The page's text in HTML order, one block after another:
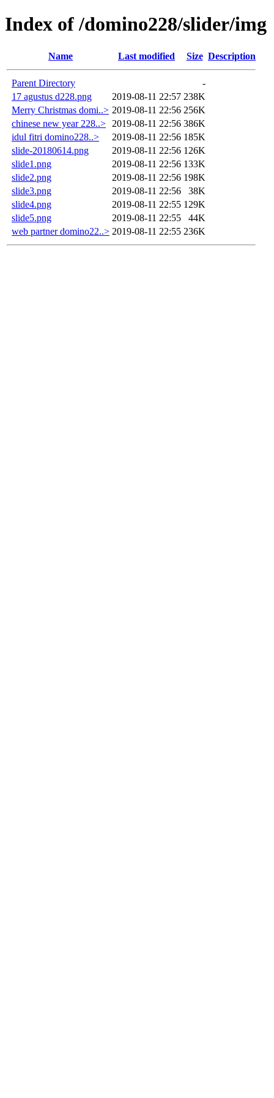
Index of /domino228/slider/img
Name Last modified Size Description
Parent Directory
-
17 agustus d228.png
2019-08-11 22:57 238K
Merry Christmas domi..> 2019-08-11 22:56 256K
chinese new year 228..>
2019-08-11 22:56 386K
idul fitri domino228..>
2019-08-11 22:56 185K
slide-20180614.png
2019-08-11 22:56 126K
slide1.png
2019-08-11 22:56 133K
slide2.png
2019-08-11 22:56 198K
slide3.png
2019-08-11 22:56
38K
slide4.png
2019-08-11 22:55 129K
slide5.png
2019-08-11 22:55
44K
web partner domino22..> 2019-08-11 22:55 236K